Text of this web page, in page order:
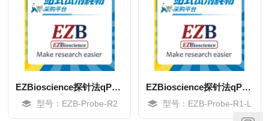
EZBioscience探针法qPCR试剂盒(ROX2预混型)
型号：EZB-Probe-R2
EZBioscience探针法qPCR试剂盒
型号：EZB-Probe-R1-L